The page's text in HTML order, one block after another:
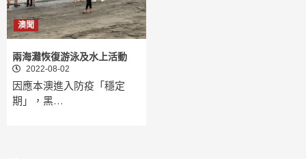
澳聞
兩海灘恢復游泳及水上活動
2022-08-02
因應本澳進入防疫「穩定
期」，黑…